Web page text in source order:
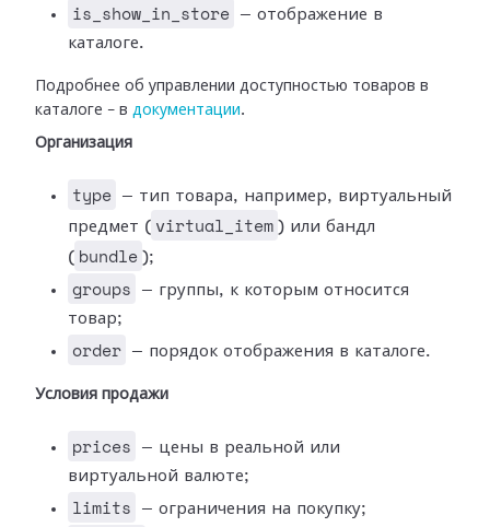
is_show_in_store
— отображение в
каталоге.
Подробнее об управлении доступностью товаров в
каталоге – в документации.
Организация
type
— тип товара, например, виртуальный
предмет ( virtual_item ) или бандл
( bundle );
groups
— группы, к которым относится
товар;
order — порядок отображения в каталоге.
Условия продажи
prices
— цены в реальной или
виртуальной валюте;
limits — ограничения на покупку;